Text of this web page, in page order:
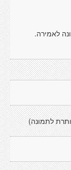
לאמירה.
לתמונה)